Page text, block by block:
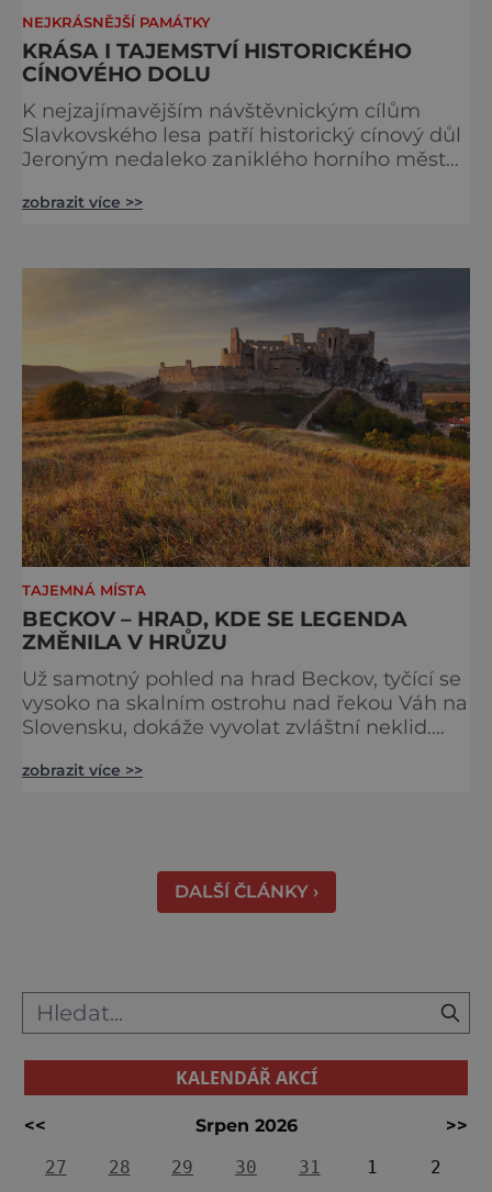
NEJKRÁSNĚJŠÍ PAMÁTKY
KRÁSA I TAJEMSTVÍ HISTORICKÉHO
CÍNOVÉHO DOLU
K nejzajímavějším návštěvnickým cílům
Slavkovského lesa patří historický cínový důl
Jeroným nedaleko zaniklého horního města
středověku. Národní kulturní památka je
poměrně konkrétní představu o namáhavé
ids="91631,91630,91632,91633,91634,91635,9
zobrazit více >>
TAJEMNÁ MÍSTA
BECKOV – HRAD, KDE SE LEGENDA
ZMĚNILA V HRŮZU
Už samotný pohled na hrad Beckov, tyčící se
vysoko na skalním ostrohu nad řekou Váh na
Slovensku, dokáže vyvolat zvláštní neklid.
výhled do krajiny, se staly i svědky tragédie –
zrnko pravdy. Většina z nich vypráví o t
zobrazit více >>
DALŠÍ ČLÁNKY ›
KALENDÁŘ AKCÍ
<< Srpen 2026
>>
27
28 29 30 31 1
2